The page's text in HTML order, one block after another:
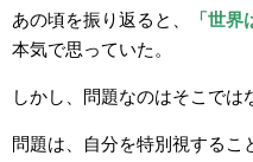
あの頃を振り返ると、 「世
本気で思っていた。
しかし、問題なのはそこでは
問題は、自分を特別視するこ